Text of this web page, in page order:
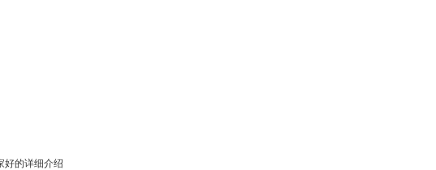
好的详细介绍